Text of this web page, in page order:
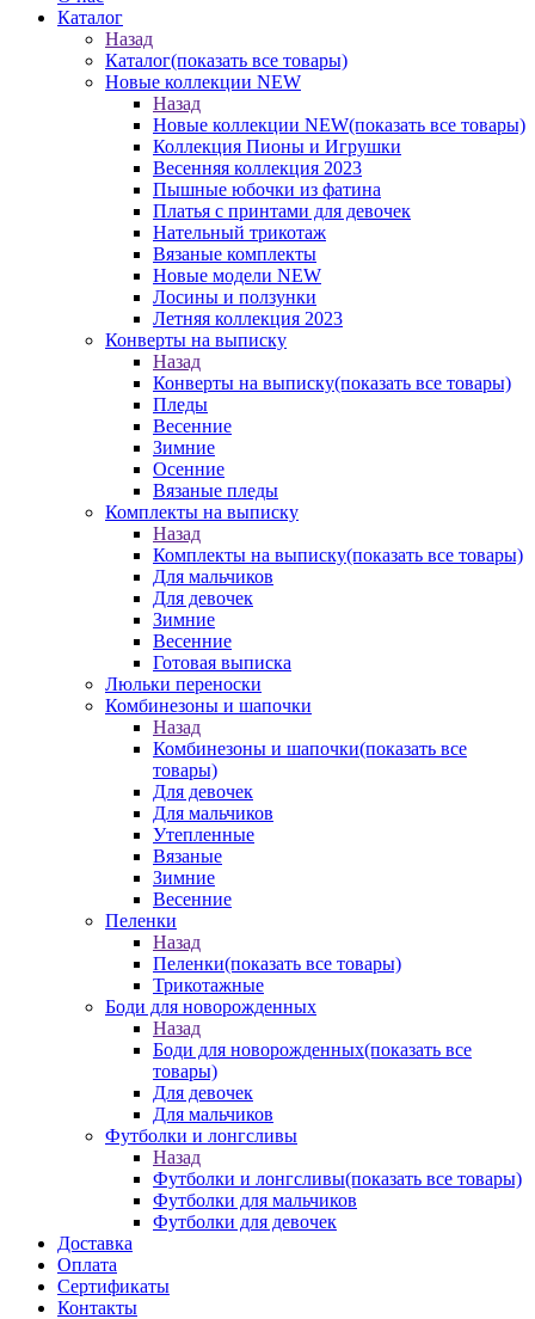
Каталог
Назад
Каталог(показать все товары)
Новые коллекции NEW
Назад
Новые коллекции NEW(показать все товары)
Коллекция Пионы и Игрушки
Весенняя коллекция 2023
Пышные юбочки из фатина
Платья с принтами для девочек
Нательный трикотаж
Вязаные комплекты
Новые модели NEW
Лосины и ползунки
Летняя коллекция 2023
Конверты на выписку
Назад
Конверты на выписку(показать все товары)
Пледы
Весенние
Зимние
Осенние
Вязаные пледы
Комплекты на выписку
Назад
Комплекты на выписку(показать все товары)
Для мальчиков
Для девочек
Зимние
Весенние
Готовая выписка
Люльки переноски
Комбинезоны и шапочки
Назад
Комбинезоны и шапочки(показать все
товары)
Для девочек
Для мальчиков
Утепленные
Вязаные
Зимние
Весенние
Пеленки
Назад
Пеленки(показать все товары)
Трикотажные
Боди для новорожденных
Назад
Боди для новорожденных(показать все
товары)
Для девочек
Для мальчиков
Футболки и лонгсливы
Назад
Футболки и лонгсливы(показать все товары)
Футболки для мальчиков
Футболки для девочек
Доставка
Оплата
Сертификаты
Контакты